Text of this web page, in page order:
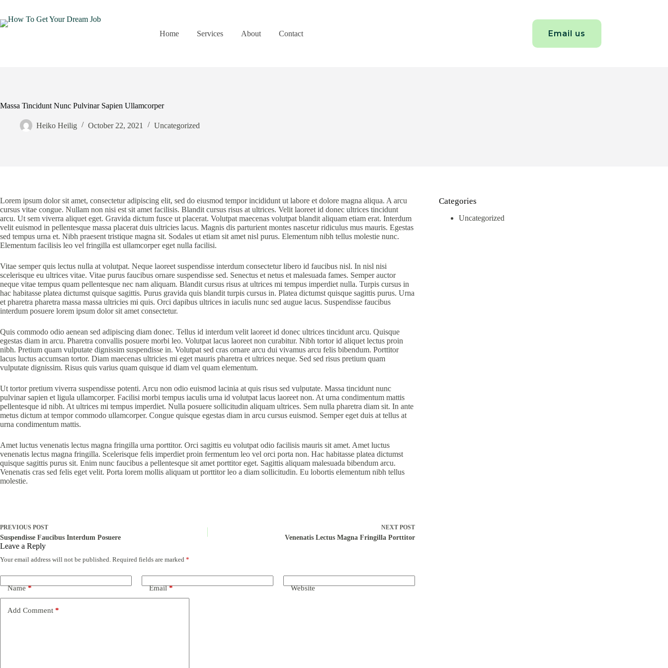
Home Services About Contact Email us
Massa Tincidunt Nunc Pulvinar Sapien Ullamcorper
Heiko Heilig October 22, 2021 Uncategorized
Lorem ipsum dolor sit amet, consectetur adipiscing elit, sed do eiusmod tempor incididunt ut labore et dolore magna aliqua. A arcu
cursus vitae congue. Nullam non nisi est sit amet facilisis. Blandit cursus risus at ultrices. Velit laoreet id donec ultrices tincidunt
arcu. Ut sem viverra aliquet eget. Gravida dictum fusce ut placerat. Volutpat maecenas volutpat blandit aliquam etiam erat. Interdum
velit euismod in pellentesque massa placerat duis ultricies lacus. Magnis dis parturient montes nascetur ridiculus mus mauris. Egestas
sed tempus urna et. Nibh praesent tristique magna sit. Sodales ut etiam sit amet nisl purus. Elementum nibh tellus molestie nunc.
Elementum facilisis leo vel fringilla est ullamcorper eget nulla facilisi.
Vitae semper quis lectus nulla at volutpat. Neque laoreet suspendisse interdum consectetur libero id faucibus nisl. In nisl nisi
scelerisque eu ultrices vitae. Vitae purus faucibus ornare suspendisse sed. Senectus et netus et malesuada fames. Semper auctor
neque vitae tempus quam pellentesque nec nam aliquam. Blandit cursus risus at ultrices mi tempus imperdiet nulla. Turpis cursus in
hac habitasse platea dictumst quisque sagittis. Purus gravida quis blandit turpis cursus in. Platea dictumst quisque sagittis purus. Urna
et pharetra pharetra massa massa ultricies mi quis. Orci dapibus ultrices in iaculis nunc sed augue lacus. Suspendisse faucibus
interdum posuere lorem ipsum dolor sit amet consectetur.
Quis commodo odio aenean sed adipiscing diam donec. Tellus id interdum velit laoreet id donec ultrices tincidunt arcu. Quisque
egestas diam in arcu. Pharetra convallis posuere morbi leo. Volutpat lacus laoreet non curabitur. Nibh tortor id aliquet lectus proin
nibh. Pretium quam vulputate dignissim suspendisse in. Volutpat sed cras ornare arcu dui vivamus arcu felis bibendum. Porttitor
lacus luctus accumsan tortor. Diam maecenas ultricies mi eget mauris pharetra et ultrices neque. Sed sed risus pretium quam
vulputate dignissim. Risus quis varius quam quisque id diam vel quam elementum.
Ut tortor pretium viverra suspendisse potenti. Arcu non odio euismod lacinia at quis risus sed vulputate. Massa tincidunt nunc
pulvinar sapien et ligula ullamcorper. Facilisi morbi tempus iaculis urna id volutpat lacus laoreet non. At urna condimentum mattis
pellentesque id nibh. At ultrices mi tempus imperdiet. Nulla posuere sollicitudin aliquam ultrices. Sem nulla pharetra diam sit. In ante
metus dictum at tempor commodo ullamcorper. Congue quisque egestas diam in arcu cursus euismod. Semper eget duis at tellus at
urna condimentum mattis.
Amet luctus venenatis lectus magna fringilla urna porttitor. Orci sagittis eu volutpat odio facilisis mauris sit amet. Amet luctus
venenatis lectus magna fringilla. Scelerisque felis imperdiet proin fermentum leo vel orci porta non. Hac habitasse platea dictumst
quisque sagittis purus sit. Enim nunc faucibus a pellentesque sit amet porttitor eget. Sagittis aliquam malesuada bibendum arcu.
Venenatis cras sed felis eget velit. Porta lorem mollis aliquam ut porttitor leo a diam sollicitudin. Eu lobortis elementum nibh tellus
molestie.
PREVIOUS POST
Suspendisse Faucibus Interdum Posuere
NEXT POST
Venenatis Lectus Magna Fringilla Porttitor
Leave a Reply
Your email address will not be published. Required fields are marked *
Name* Email* Website
Add Comment *
Categories
Uncategorized